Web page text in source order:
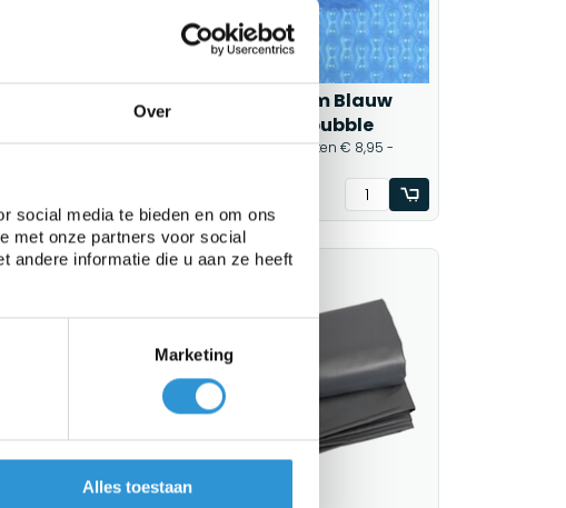
Over
social media te bieden en om ons
met onze partners voor social
andere informatie die u aan ze heeft
Marketing
Alles toestaan
€ 8,95 -
Noppenfolie 2x4m Blauw
400 micron Geobubble
1 werkdag (bezorgkosten € 8,95 -